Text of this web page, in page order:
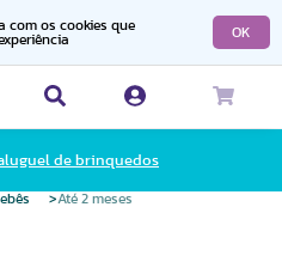
com os cookies que
OK
de brinquedos
Até 2 meses